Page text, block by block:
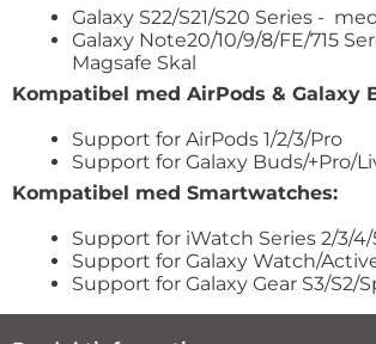
Galaxy S22/S21/S20 Series -
Galaxy Note20/10/9/8/FE/715
Magsafe Skal
Kompatibel med AirPods & Galaxy
Support for AirPods 1/2/3/Pro
Support for Galaxy Buds/+Pro/
Kompatibel med Smartwatches:
Support for iWatch Series 2/3/4/
Support for Galaxy Watch/
Support for Galaxy Gear S3/S2/